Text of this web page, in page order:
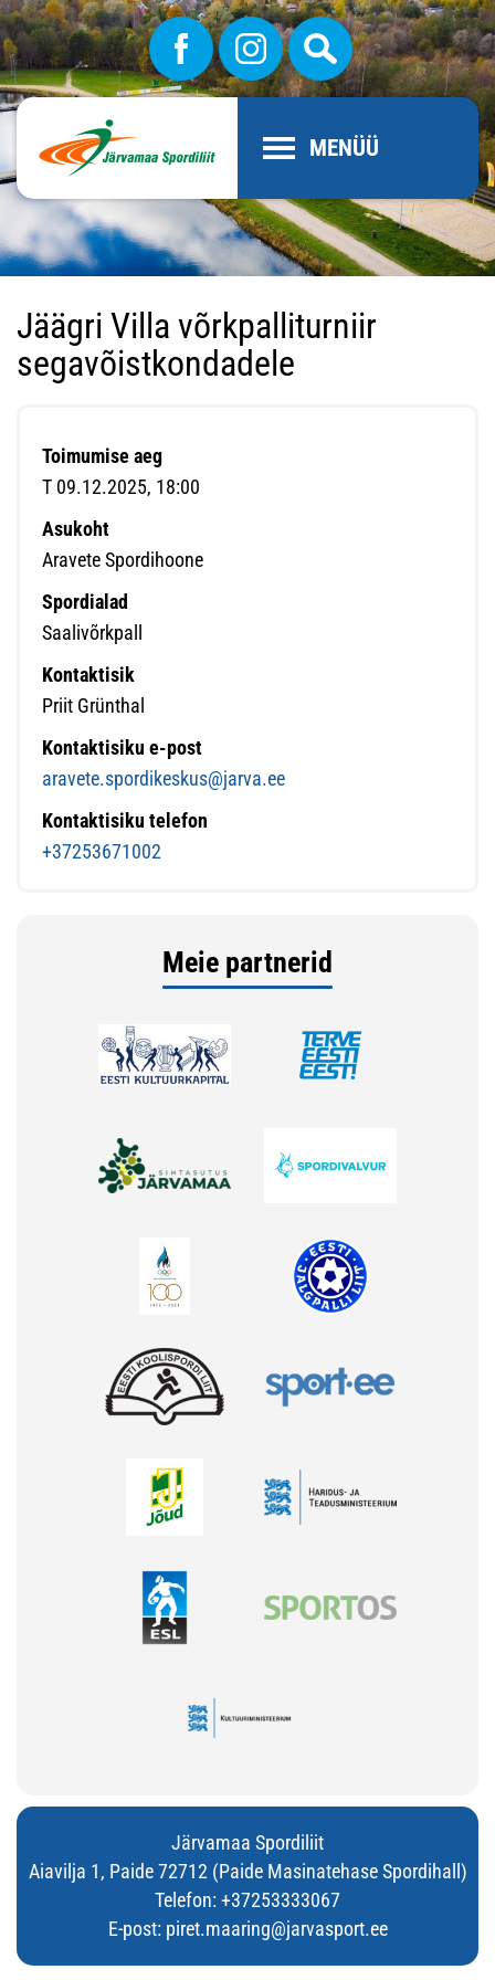
MENÜÜ
Jäägri Villa võrkpalliturniir
segavõistkondadele
Toimumise aeg
T 09.12.2025, 18:00
Asukoht
Aravete Spordihoone
Spordialad
Saalivõrkpall
Kontaktisik
Priit Grünthal
Kontaktisiku e-post
aravete.spordikeskus@jarva.ee
Kontaktisiku telefon
+37253671002
Meie partnerid
Järvamaa Spordiliit
Aiavilja 1, Paide 72712 (Paide Masinatehase Spordihall)
Telefon: +37253333067
E-post: piret.maaring@jarvasport.ee